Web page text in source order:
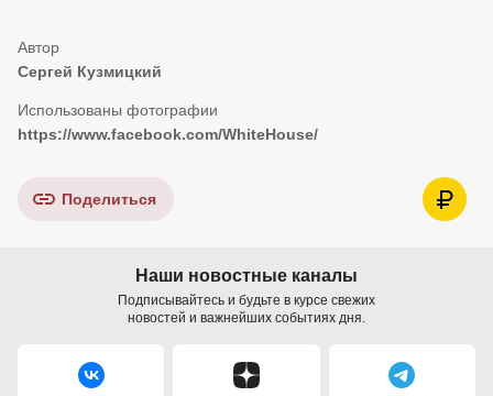
Сергей Кузмицкий
https://www.facebook.com/WhiteHouse/
Поделиться
Наши новостные каналы
Подписывайтесь и будьте в курсе свежих
новостей и важнейших событиях дня.